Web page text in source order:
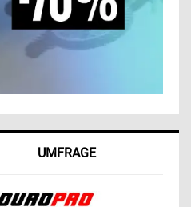
UMFRAGE